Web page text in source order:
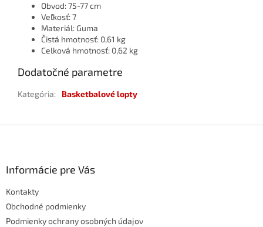
Obvod: 75-77 cm
Veľkosť: 7
Materiál: Guma
Čistá hmotnosť: 0,61 kg
Celková hmotnosť: 0,62 kg
Dodatočné parametre
Kategória: Basketbalové lopty
Informácie pre Vás
Kontakty
Obchodné podmienky
Podmienky ochrany osobných údajov